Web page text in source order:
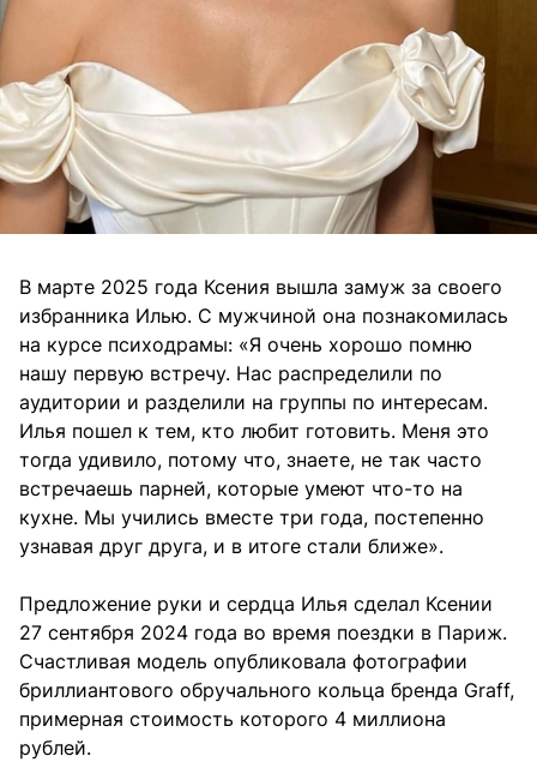
В марте 2025 года Ксения вышла замуж за своего
избранника Илью. С мужчиной она познакомилась
на курсе психодрамы: «Я очень хорошо помню
нашу первую встречу. Нас распределили по
аудитории и разделили на группы по интересам.
Илья пошел к тем, кто любит готовить. Меня это
тогда удивило, потому что, знаете, не так часто
встречаешь парней, которые умеют что-то на
кухне. Мы учились вместе три года, постепенно
узнавая друг друга, и в итоге стали ближе».
Предложение руки и сердца Илья сделал Ксении
27 сентября 2024 года во время поездки в Париж.
Счастливая модель опубликовала фотографии
бриллиантового обручального кольца бренда Graff,
примерная стоимость которого 4 миллиона
рублей.